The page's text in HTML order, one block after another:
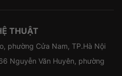
THUẬT
phường Cửa Nam, TP.Hà Nội
Nguyễn Văn Huyên, phường